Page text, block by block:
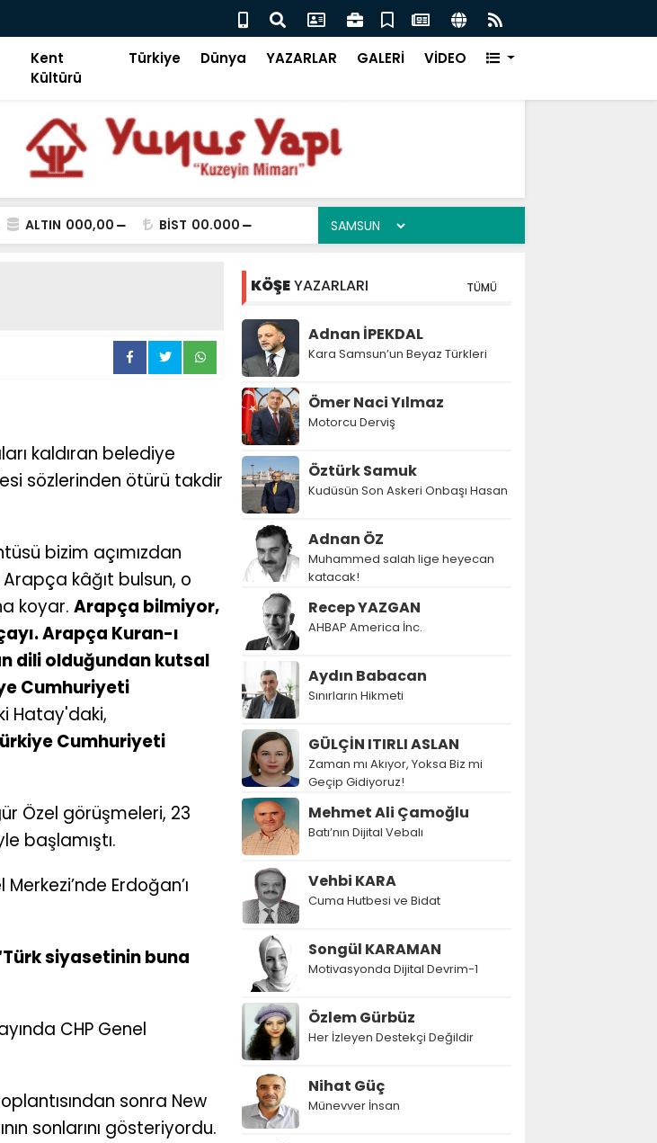
Motorcu Derviş
Kent
Kültürü
Türkiye Dünya YAZARLAR GALERİ VİDEO
ALTIN 000,00 BİST 00.000
kaldıran belediye
sözlerinden ötürü takdir
bizim açımızdan
kâğıt bulsun, o
koyar. Arapça bilmiyor,
Arapça Kuran-ı
dili olduğundan kutsal
Cumhuriyeti
Hatay'daki,
Cumhuriyeti
Özel görüşmeleri, 23
başlamıştı.
Erdoğan’ı
siyasetinin buna
CHP Genel
sonra New
sonlarını gösteriyordu.
KÖŞEYAZARLARI TÜMÜ
Adnan İPEKDAL
Kara Samsun’un Beyaz Türkleri
Ömer Naci Yılmaz
Motorcu Derviş
Öztürk Samuk
Kudüsün Son Askeri Onbaşı Hasan
Adnan ÖZ
Muhammed salah lige heyecan
katacak!
Recep YAZGAN
AHBAP America İnc.
Aydın Babacan
Sınırların Hikmeti
GÜLÇİN ITIRLI ASLAN
Zaman mı Akıyor, Yoksa Biz mi
Geçip Gidiyoruz!
Mehmet Ali Çamoğlu
Batı’nın Dijital Vebalı
Vehbi KARA
Cuma Hutbesi ve Bidat
Songül KARAMAN
Motivasyonda Dijital Devrim-1
Özlem Gürbüz
Her İzleyen Destekçi Değildir
Nihat Güç
Münevver İnsan